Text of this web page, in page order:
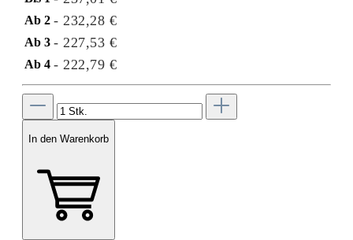
Ab 2 - 232,28 €
Ab 3 - 227,53 €
Ab 4 - 222,79 €
In den Warenkorb